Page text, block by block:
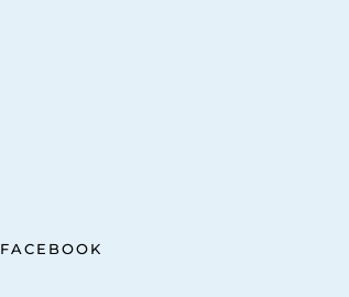
FACEBOOK